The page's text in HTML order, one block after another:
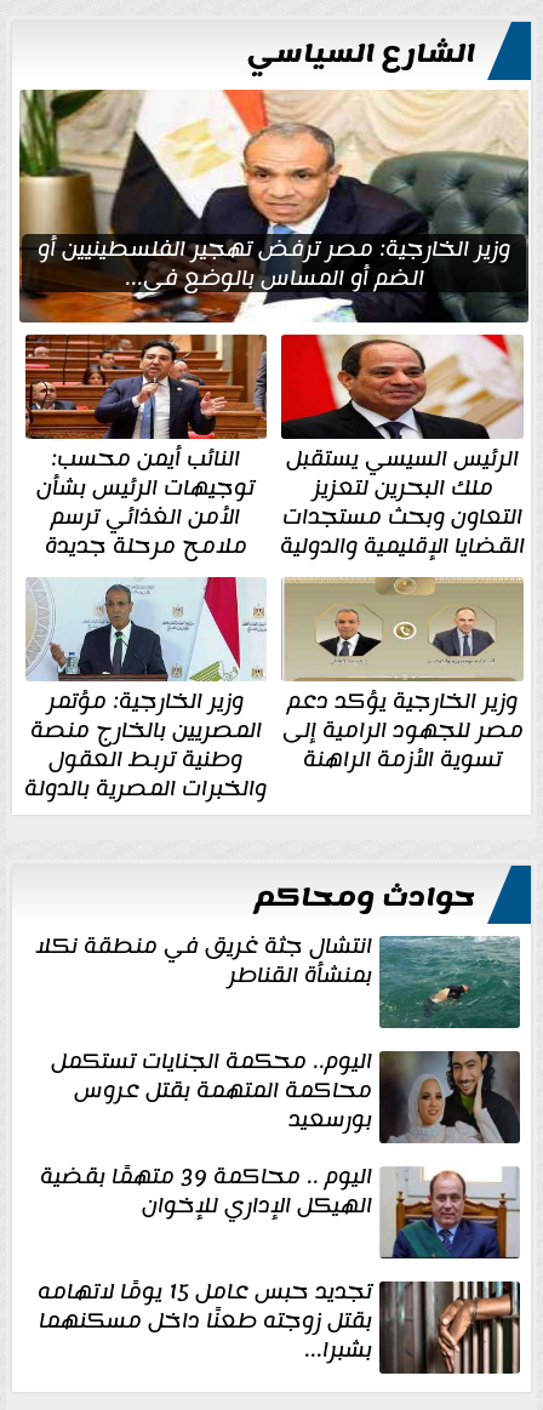
الشارع السياسي
وزير الخارجية: مصر ترفض تهجير الفلسطينيين أو
الضم أو المساس بالوضع في...
الرئيس السيسي يستقبل
ملك البحرين لتعزيز
التعاون وبحث مستجدات
القضايا الإقليمية والدولية
النائب أيمن محسب:
توجيهات الرئيس بشأن
الأمن الغذائي ترسم
ملامح مرحلة جديدة
وزير الخارجية يؤكد دعم
مصر للجهود الرامية إلى
تسوية الأزمة الراهنة
وزير الخارجية: مؤتمر
المصريين بالخارج منصة
وطنية تربط العقول
والخبرات المصرية بالدولة
حوادث ومحاكم
انتشال جثة غريق في منطقة نكلا
بمنشأة القناطر
اليوم.. محكمة الجنايات تستكمل
محاكمة المتهمة بقتل عروس
بورسعيد
اليوم .. محاكمة 39 متهمًا بقضية
الهيكل الإداري للإخوان
تجديد حبس عامل 15 يومًا لاتهامه
بقتل زوجته طعنًا داخل مسكنهما
بشبرا...